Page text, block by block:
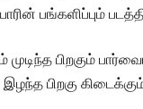
பங்களிப்பும்
பிறகும்
பிறகு